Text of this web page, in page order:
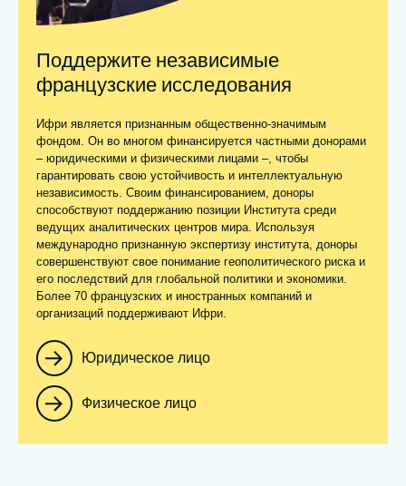
Поддержите независимые
французские исследования
Ифри является признанным общественно-значимым
фондом. Он во многом финансируется частными донорами
– юридическими и физическими лицами –, чтобы
гарантировать свою устойчивость и интеллектуальную
независимость. Своим финансированием, доноры
способствуют поддержанию позиции Института среди
ведущих аналитических центров мира. Используя
международно признанную экспертизу института, доноры
совершенствуют свое понимание геополитического риска и
его последствий для глобальной политики и экономики.
Более 70 французских и иностранных компаний и
организаций поддерживают Ифри.
Юридическое лицо
Физическое лицо